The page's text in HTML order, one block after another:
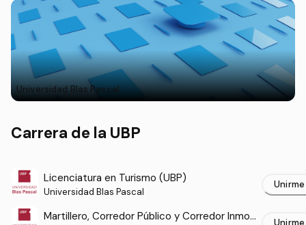
Universidad Blas Pascal
Carrera de la UBP
Licenciatura en Turismo (UBP)
Universidad Blas Pascal
Unirme
Martillero, Corredor Público y Corredor Inmob
Unirme